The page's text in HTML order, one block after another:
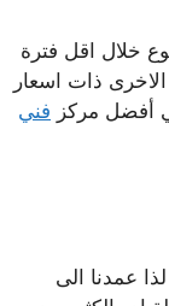
خلال اقل فترة
ذات اسعار
أفضل مركز فني
عمدنا الى